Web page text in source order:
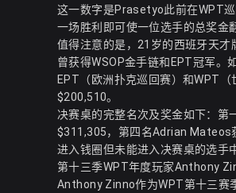
这一数字是Prasetyo此前在WPT
一场胜利即可使一位选手的总奖金
值得注意的是，21岁的西班牙天
曾获得WSOP金手链和EPT冠军。
EPT（欧洲扑克巡回赛）和WPT
$200,510。
决赛桌的完整名次及奖金如下：
$311,305，第四名Adrian Mateos
进入钱圈但未能进入决赛桌的选手
第十三季WPT年度玩家Anthony
Anthony Zinno作为WPT第十三赛